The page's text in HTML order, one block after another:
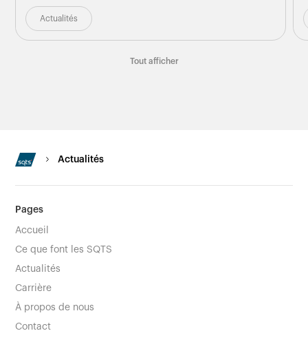
Actualités
Tout afficher
Actualités
Pages
Accueil
Ce que font les SQTS
Actualités
Carrière
À propos de nous
Contact